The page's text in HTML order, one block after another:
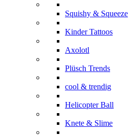
Squishy & Squeeze
Kinder Tattoos
Axolotl
Plüsch Trends
cool & trendig
Helicopter Ball
Knete & Slime